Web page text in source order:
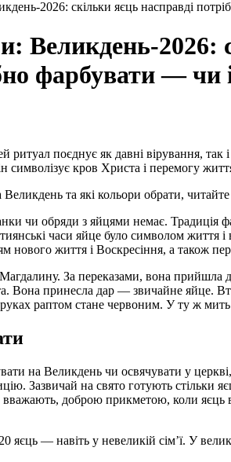
2026: скільки яєць насправді
Великдень-2026:
фарбувати — чи
поєднує як давні вірування, так
символізує кров Христа і перемогу
та які кольори обрати, читайте
чи обряди з яйцями немає. Традиція
часи яйце було символом життя
нового життя і Воскресіння, а також
За переказами, вона прийшла
Вона принесла дар — звичайне яйце.
раптом стане червоним. У ту ж
на Великдень чи освячувати у
Зазвичай на свято готують стільки
вважають, доброю прикметою, коли
яєць — навіть у невеликій сім’ї. У